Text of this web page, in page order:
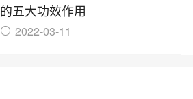
的五大功效作用
2022-03-11